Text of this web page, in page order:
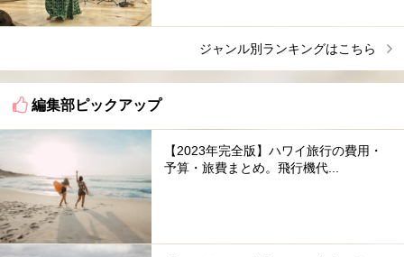
ジャンル別ランキングはこちら
編集部ピックアップ
【2023年完全版】ハワイ旅行の費用・
予算・旅費まとめ。飛行機代...